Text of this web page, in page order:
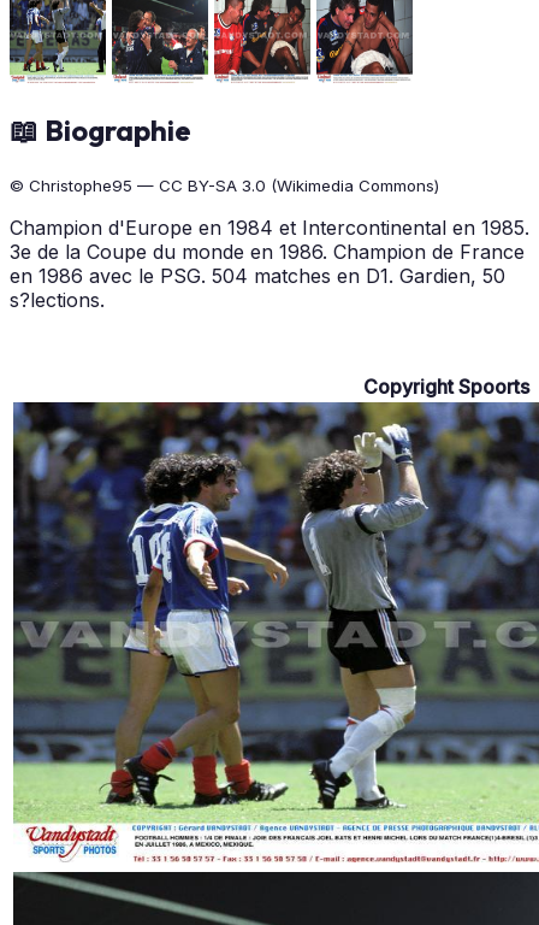
📖 Biographie
© Christophe95 — CC BY-SA 3.0 (Wikimedia Commons)
Champion d'Europe en 1984 et Intercontinental en 1985.
3e de la Coupe du monde en 1986. Champion de France
en 1986 avec le PSG. 504 matches en D1. Gardien, 50
s?lections.
Copyright Spoorts